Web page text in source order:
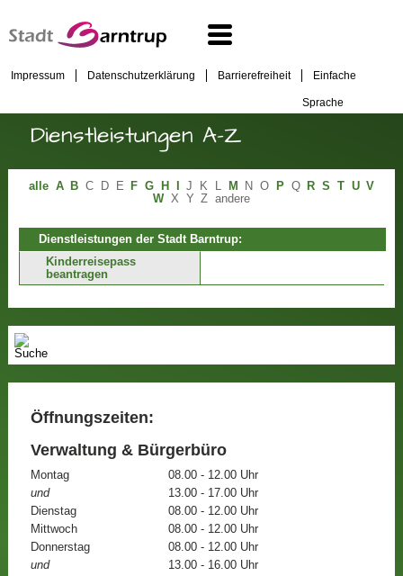
Impressum Datenschutzerklärung Barrierefreiheit Einfache
Sprache
Dienstleistungen A-Z
alle A B C D E F G H J K L M N O P Q R S T U V
W X Y Z andere
Dienstleistungen der Stadt Barntrup:
Kinderreisepass
beantragen
Öffnungszeiten:
Verwaltung & Bürgerbüro
Montag
08.00 - 12.00 Uhr
und
13.00 - 17.00 Uhr
Dienstag
08.00 - 12.00 Uhr
Mittwoch
08.00 - 12.00 Uhr
Donnerstag
08.00 - 12.00 Uhr
und
13.00 - 16.00 Uhr